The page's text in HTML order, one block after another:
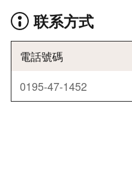
联系方式
電話號碼
0195-47-1452